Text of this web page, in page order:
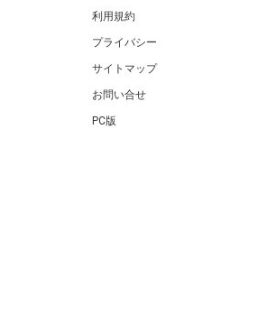
利用規約
プライバシー
サイトマップ
お問い合せ
PC版